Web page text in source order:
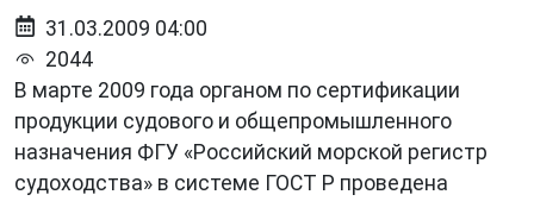
31.03.2009 04:00
2044
В марте 2009 года органом по сертификации
продукции судового и общепромышленного
назначения ФГУ «Российский морской регистр
судоходства» в системе ГОСТ Р проведена